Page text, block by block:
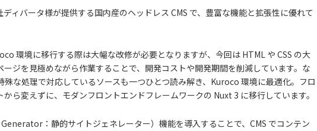
ィバータ様が提供する国内産のヘッドレス CMS で、豊富な機能と拡張性に優れて
環境に移行する際は大幅な改修が必要となりますが、今回は HTML や CSS の大
ジを見極めながら作業することで、開発コストや開発期間を削減しています。な
殊な処理で対応しているソースも一つひとつ読み解き、Kuroco 環境に最適化。フロ
ら変えずに、モダンフロントエンドフレームワークの Nuxt 3 に移行しています。
：静的サイトジェネレーター）機能を導入することで、CMS でコンテン